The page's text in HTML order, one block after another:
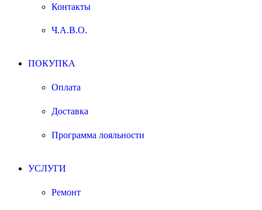
Контакты
Ч.А.В.О.
ПОКУПКА
Оплата
Доставка
Программа лояльности
УСЛУГИ
Ремонт